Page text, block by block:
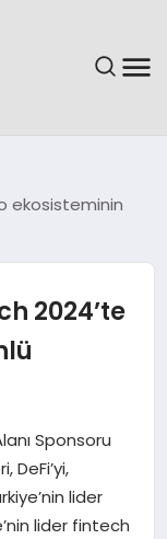
ekosisteminin
2024’te
Sponsoru
DeFi’yi,
lider
lider fintech